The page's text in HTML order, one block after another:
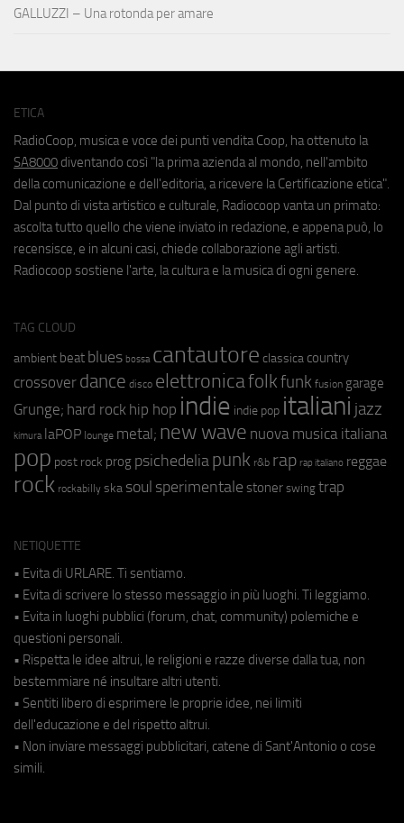
GALLUZZI – Una rotonda per amare
ETICA
RadioCoop, musica e voce dei punti vendita Coop, ha ottenuto la
SA8000 diventando così "la prima azienda al mondo, nell'ambito
della comunicazione e dell'editoria, a ricevere la Certificazione etica".
Dal punto di vista artistico e culturale, Radiocoop vanta un primato:
ascolta tutto quello che viene inviato in redazione, e appena può, lo
recensisce, e in alcuni casi, chiede collaborazione agli artisti.
Radiocoop sostiene l'arte, la cultura e la musica di ogni genere.
TAG CLOUD
ambient beat blues bossa cantautore classica country
crossover dance disco elettronicafolkfunk fusion garage
Grunge; hard rock hip hop indie indie pop italiani jazz
kimura laPOP lounge metal; new wave nuova musica italiana
pop post rock prog psichedeliapunk r&b rap rap italiano reggae
rock rockabilly ska soul sperimentale stoner swing trap
NETIQUETTE
• Evita di URLARE. Ti sentiamo.
• Evita di scrivere lo stesso messaggio in più luoghi. Ti leggiamo.
• Evita in luoghi pubblici (forum, chat, community) polemiche e
questioni personali.
• Rispetta le idee altrui, le religioni e razze diverse dalla tua, non
bestemmiare né insultare altri utenti.
• Sentiti libero di esprimere le proprie idee, nei limiti
dell'educazione e del rispetto altrui.
• Non inviare messaggi pubblicitari, catene di Sant'Antonio o cose
simili.